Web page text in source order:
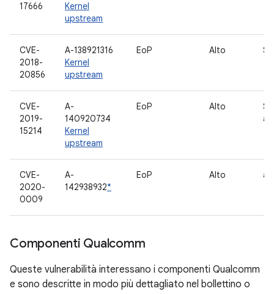
17666
Kernel
upstream
CVE-
2018-
20856
A-138921316
Kernel
upstream
EoP Alto
CVE-
2019-
15214
A-
140920734
Kernel
upstream
EoP Alto
CVE-
2020-
0009
A-
142938932*
EoP Alto
Componenti Qualcomm
Queste vulnerabilità interessano i componenti Qualcomm
e sono descritte in modo più dettagliato nel bollettino o